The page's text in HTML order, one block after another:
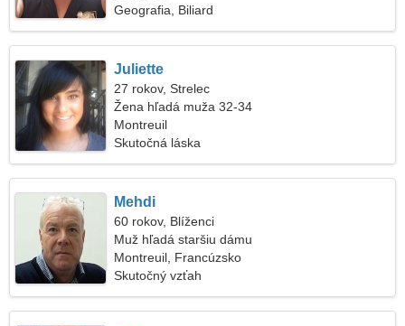
Geografia, Biliard
Juliette
27 rokov, Strelec
Žena hľadá muža 32-34
Montreuil
Skutočná láska
Mehdi
60 rokov, Blíženci
Muž hľadá staršiu dámu
Montreuil, Francúzsko
Skutočný vzťah